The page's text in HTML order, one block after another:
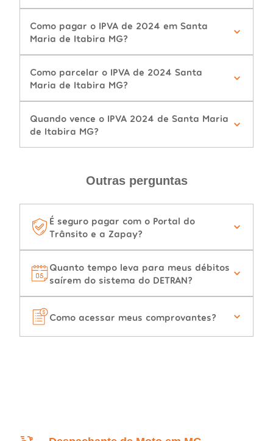
Como pagar o IPVA de 2024 em Santa
Maria de Itabira MG?
Como parcelar o IPVA de 2024 Santa
Maria de Itabira MG?
Quando vence o IPVA 2024 de Santa Maria
de Itabira MG?
Outras perguntas
É seguro pagar com o Portal do
Trânsito e a Zapay?
Quanto tempo leva para meus débitos
saírem do sistema do DETRAN?
Como acessar meus comprovantes?